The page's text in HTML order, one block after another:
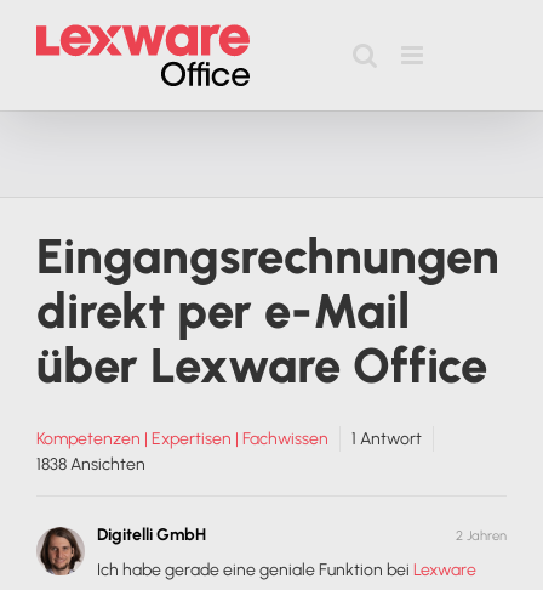
Zum
Inhalt
Eingangsrechnungen
direkt per e-Mail
über Lexware Office
Kompetenzen | Expertisen | Fachwissen 1 Antwort
1838Ansichten
Digitelli GmbH 2 Jahren
Ich habe gerade eine geniale Funktion bei Lexware